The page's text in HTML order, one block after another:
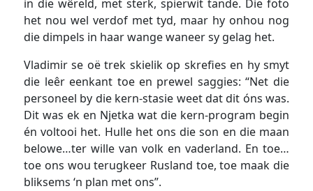
in die wêreld, met sterk, spierwit tande. Die foto
het nou wel verdof met tyd, maar hy onhou nog
die dimpels in haar wange waneer sy gelag het.
Vladimir se oë trek skielik op skrefies en hy smyt
die leêr eenkant toe en prewel saggies: “Net die
personeel by die kern-stasie weet dat dit óns was.
Dit was ek en Njetka wat die kern-program begin
én voltooi het. Hulle het ons die son en die maan
belowe…ter wille van volk en vaderland. En toe…
toe ons wou terugkeer Rusland toe, toe maak die
bliksems ‘n plan met ons”.